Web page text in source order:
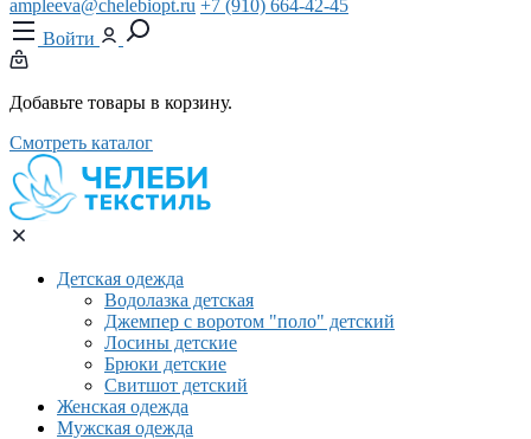
ampleeva@chelebiopt.ru +7 (910) 664-42-45
Войти
Добавьте товары в корзину.
Смотреть каталог
Детская одежда
Водолазка детская
Джемпер с воротом "поло" детский
Лосины детские
Брюки детские
Свитшот детский
Женская одежда
Мужская одежда